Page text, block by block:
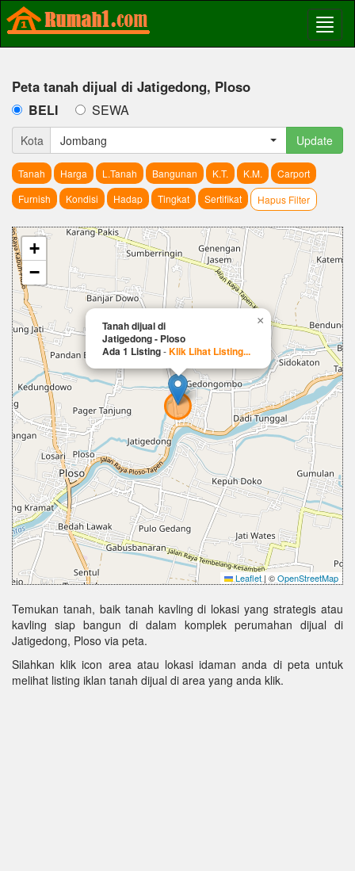
Peta tanah dijual di Jatigedong, Ploso
BELI SEWA
Kota Jombang Update
Tanah Harga L.Tanah Bangunan K.T. K.M.
Carport
Furnish
Kondisi Hadap Tingkat Sertifikat Hapus Filter
Tanah dijual di
Jatigedong - Ploso
Ada 1 Listing-Klik Lihat Listing...
×
+
−
Leaflet | ©OpenStreetMap
Temukan tanah, baik tanah kavling di lokasi yang strategis atau
kavling siap bangun di dalam komplek perumahan dijual di
Jatigedong, Ploso via peta.
Silahkan klik icon area atau lokasi idaman anda di peta untuk
melihat listing iklan tanah dijual di area yang anda klik.